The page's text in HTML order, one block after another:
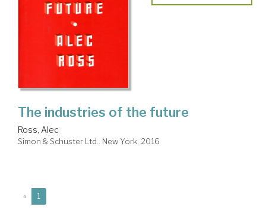
The industries of the future
Ross, Alec
Simon & Schuster Ltd.. New York, 2016
« 1